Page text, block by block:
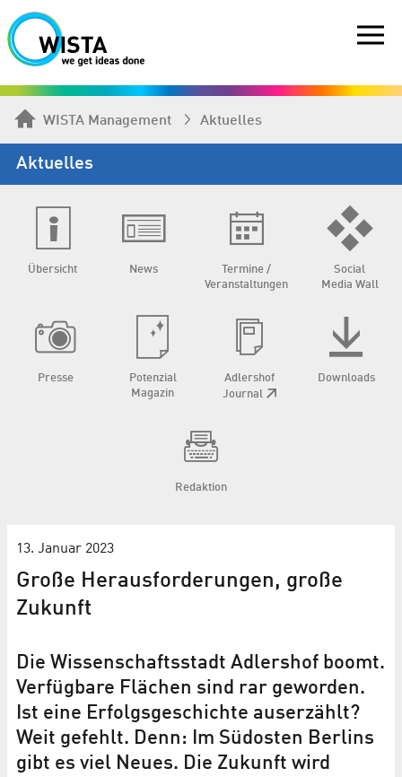
WISTA Management Aktuelles
Aktuelles
Übersicht News
Termine /
Veranstaltungen
Social
Media Wall
Presse
Potenzial
Magazin
Adlershof
Journal
Downloads
Redaktion
13. Januar 2023
Große Herausforderungen, große
Zukunft
Die Wissenschaftsstadt Adlershof boomt.
Verfügbare Flächen sind rar geworden.
Ist eine Erfolgsgeschichte auserzählt?
Weit gefehlt. Denn: Im Südosten Berlins
gibt es viel Neues. Die Zukunft wird